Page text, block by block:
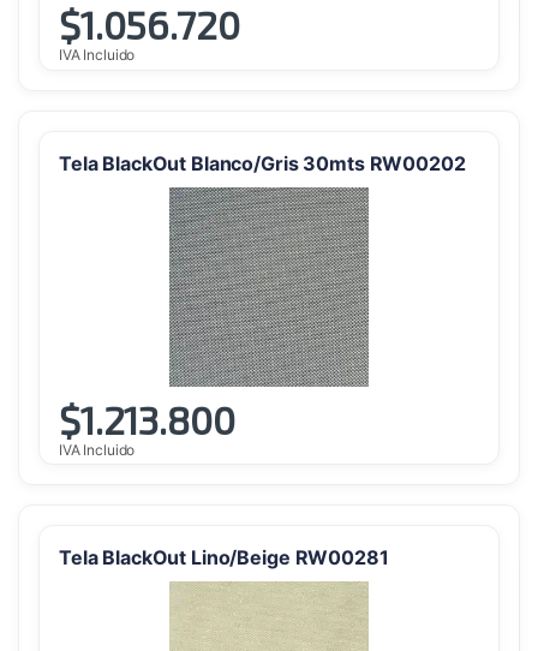
$1.056.720
IVA Incluido
Tela BlackOut Blanco/Gris 30mts RW00202
$1.213.800
IVA Incluido
Tela BlackOut Lino/Beige RW00281